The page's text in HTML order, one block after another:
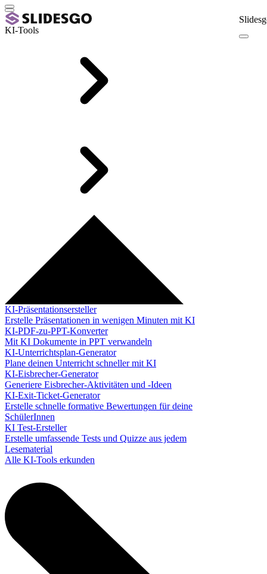
KI-Tools
KI-Präsentationsersteller
Erstelle Präsentationen in wenigen Minuten mit KI
KI-PDF-zu-PPT-Konverter
Mit KI Dokumente in PPT verwandeln
KI-Unterrichtsplan-Generator
Plane deinen Unterricht schneller mit KI
KI-Eisbrecher-Generator
Generiere Eisbrecher-Aktivitäten und -Ideen
KI-Exit-Ticket-Generator
Erstelle schnelle formative Bewertungen für deine
SchülerInnen
KI Test-Ersteller
Erstelle umfassende Tests und Quizze aus jedem
Lesematerial
Alle KI-Tools erkunden